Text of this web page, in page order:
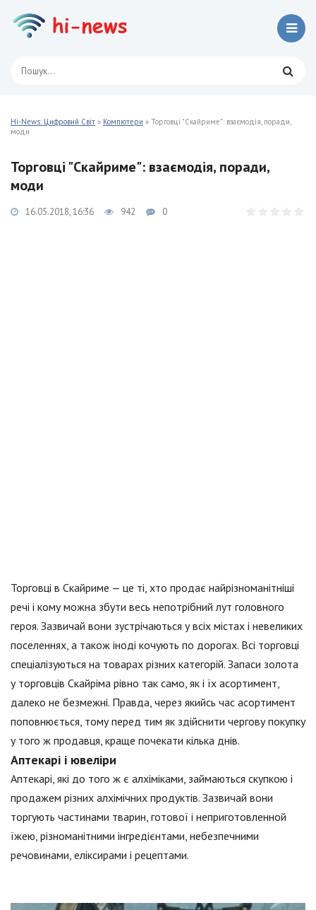
Hi-News: Цифровий Світ » Компютери » Торговці "Скайриме": взаємодія, поради,
моди
Торговці "Скайриме": взаємодія, поради,
моди
16.05.2018, 16:36 942 0
Торговці в Скайриме — це ті, хто продає найрізноманітніші
речі і кому можна збути весь непотрібний лут головного
героя. Зазвичай вони зустрічаються у всіх містах і невеликих
поселеннях, а також іноді кочують по дорогах. Всі торговці
спеціалізуються на товарах різних категорій. Запаси золота
у торговців Скайріма рівно так само, як і їх асортимент,
далеко не безмежні. Правда, через якийсь час асортимент
поповнюється, тому перед тим як здійснити чергову покупку
у того ж продавця, краще почекати кілька днів.
Аптекарі і ювеліри
Аптекарі, які до того ж є алхіміками, займаються скупкою і
продажем різних алхімічних продуктів. Зазвичай вони
торгують частинами тварин, готової і неприготовленной
їжею, різноманітними інгредієнтами, небезпечними
речовинами, еліксирами і рецептами.